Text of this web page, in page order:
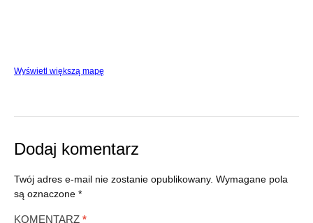
Wyświetl większą mapę
Dodaj komentarz
Twój adres e-mail nie zostanie opublikowany. Wymagane pola
są oznaczone *
KOMENTARZ *